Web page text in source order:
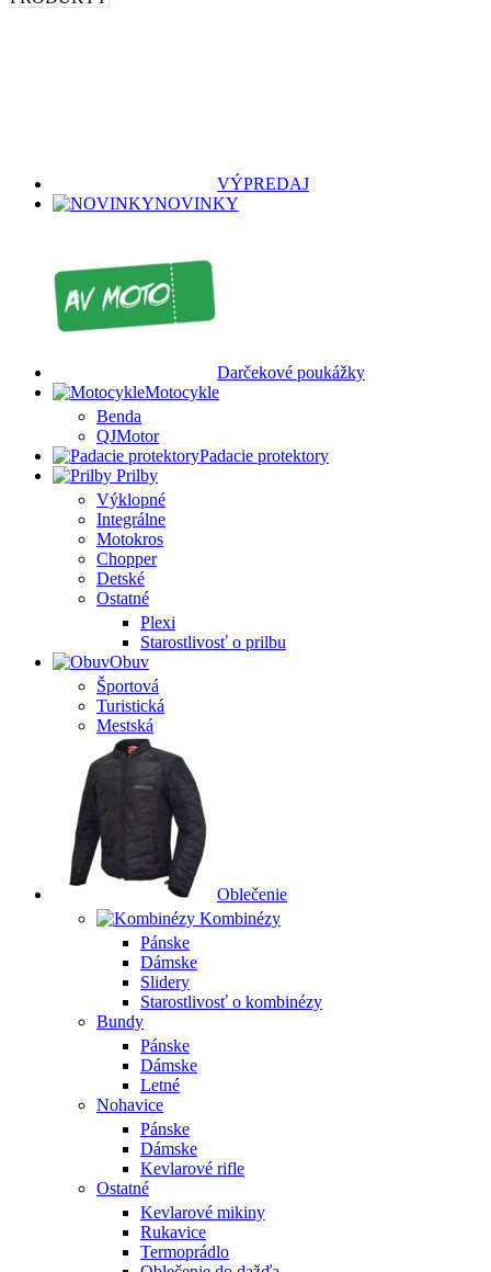
VÝPREDAJ
NOVINKY
Darčekové poukážky
Motocykle
Benda
QJMotor
Padacie protektory
Prilby
Výklopné
Integrálne
Motokros
Chopper
Detské
Ostatné
Plexi
Starostlivosť o prilbu
Obuv
Športová
Turistická
Mestská
Oblečenie
Kombinézy
Pánske
Dámske
Slidery
Starostlivosť o kombinézy
Bundy
Pánske
Dámske
Letné
Nohavice
Pánske
Dámske
Kevlarové rifle
Ostatné
Kevlarové mikiny
Rukavice
Termoprádlo